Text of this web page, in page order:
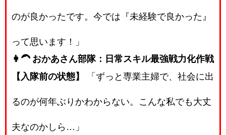
のが良かったです。今では『未経験で良かった』
って思います！」
👩‍🦱 おかあさん部隊：日常スキル最強戦力化作戦
【入隊前の状態】
「ずっと専業主婦で、社会に出
るのが何年ぶりかわからない。こんな私でも大丈
夫なのかしら…」